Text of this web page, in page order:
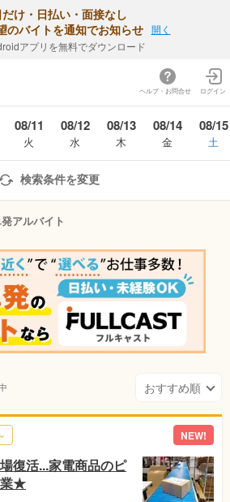
だけ・日払い・面接なし
のバイトを通知でお知らせ
アプリを無料でダウンロード
開く
ヘルプ・お問合せ ログイン
08/11
火
08/12
水
08/13
木
08/14
金
08/15
土
検索条件を変更
アルバイト
NEW!
復活...家電商品のピ
業★